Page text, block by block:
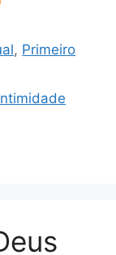
g
er
, Primeiro